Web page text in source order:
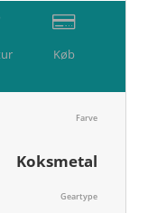
Køb
Farve
Koksmetal
Geartype